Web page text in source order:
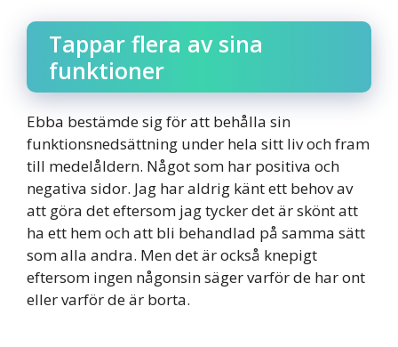
Tappar flera av sina
funktioner
Ebba bestämde sig för att behålla sin
funktionsnedsättning under hela sitt liv och fram
till medelåldern. Något som har positiva och
negativa sidor. Jag har aldrig känt ett behov av
att göra det eftersom jag tycker det är skönt att
ha ett hem och att bli behandlad på samma sätt
som alla andra. Men det är också knepigt
eftersom ingen någonsin säger varför de har ont
eller varför de är borta.